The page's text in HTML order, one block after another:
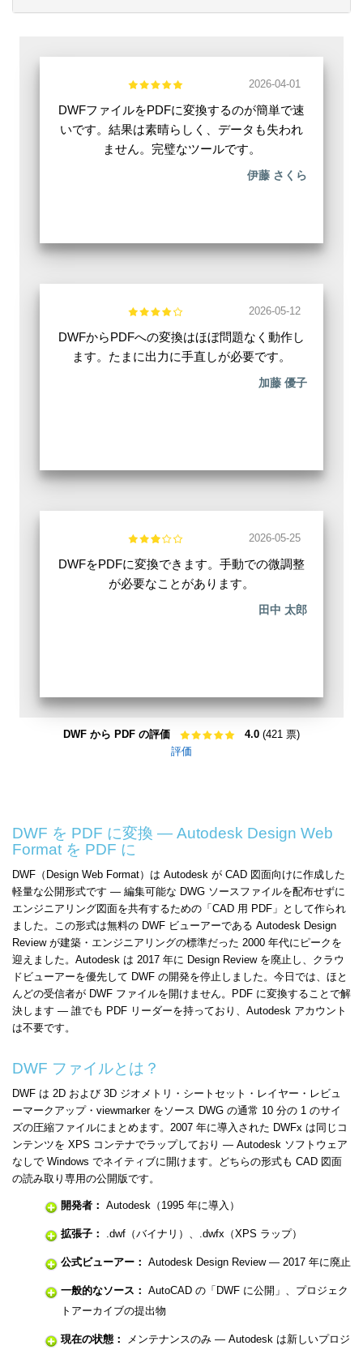
2026-04-01
DWFファイルをPDFに変換するのが簡単で速
いです。結果は素晴らしく、データも失われ
ません。完璧なツールです。
伊藤 さくら
2026-05-12
DWFからPDFへの変換はほぼ問題なく動作し
ます。たまに出力に手直しが必要です。
加藤 優子
2026-05-25
DWFをPDFに変換できます。手動での微調整
が必要なことがあります。
田中 太郎
DWF から PDF の評価 4.0 (421 票)
評価
DWF を PDF に変換 — Autodesk Design Web
Format を PDF に
DWF（Design Web Format）は Autodesk が CAD 図面向けに作成した
軽量な公開形式です — 編集可能な DWG ソースファイルを配布せずに
エンジニアリング図面を共有するための「CAD 用 PDF」として作られ
ました。この形式は無料の DWF ビューアーである Autodesk Design
Review が建築・エンジニアリングの標準だった 2000 年代にピークを
迎えました。Autodesk は 2017 年に Design Review を廃止し、クラウ
ドビューアーを優先して DWF の開発を停止しました。今日では、ほと
んどの受信者が DWF ファイルを開けません。PDF に変換することで解
決します — 誰でも PDF リーダーを持っており、Autodesk アカウント
は不要です。
DWF ファイルとは？
DWF は 2D および 3D ジオメトリ・シートセット・レイヤー・レビュ
ーマークアップ・viewmarker をソース DWG の通常 10 分の 1 のサイ
ズの圧縮ファイルにまとめます。2007 年に導入された DWFx は同じコ
ンテンツを XPS コンテナでラップしており — Autodesk ソフトウェア
なしで Windows でネイティブに開けます。どちらの形式も CAD 図面
の読み取り専用の公開版です。
開発者： Autodesk（1995 年に導入）
拡張子： .dwf（バイナリ）、.dwfx（XPS ラップ）
公式ビューアー： Autodesk Design Review — 2017 年に廃止
一般的なソース： AutoCAD の「DWF に公開」、プロジェク
トアーカイブの提出物
現在の状態： メンテナンスのみ — Autodesk は新しいプロジ